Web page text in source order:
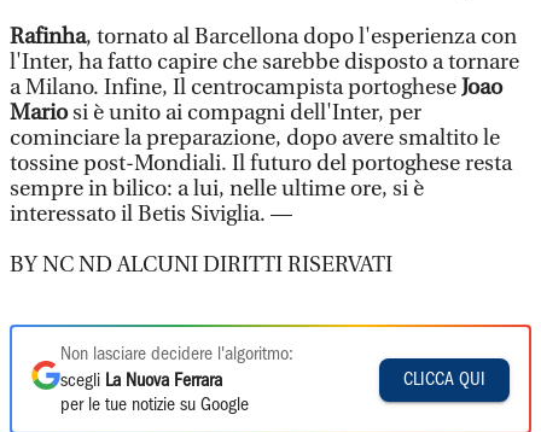
Rafinha, tornato al Barcellona dopo l'esperienza con
l'Inter, ha fatto capire che sarebbe disposto a tornare
a Milano. Infine, Il centrocampista portogheseJoao
Mariosi è unito ai compagni dell'Inter, per
cominciare la preparazione, dopo avere smaltito le
tossine post-Mondiali. Il futuro del portoghese resta
sempre in bilico: a lui, nelle ultime ore, si è
interessato il Betis Siviglia. —
BY NC ND ALCUNI DIRITTI RISERVATI
Non lasciare decidere l'algoritmo:
scegli La Nuova Ferrara
per le tue notizie su Google
CLICCA QUI